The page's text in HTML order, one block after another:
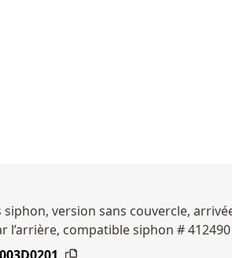
version sans couvercle,
l’arrière, compatible siphon # 412490